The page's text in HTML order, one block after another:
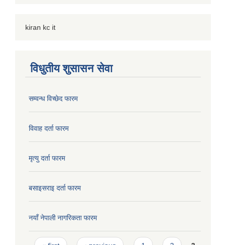
kiran kc it
विधुतीय शुसासन सेवा
सम्वन्ध विच्छेद फारम
विवाह दर्ता फारम
मृत्यु दर्ता फारम
बसाइसराइ दर्ता फारम
नयाँ नेपाली नागरिकता फारम